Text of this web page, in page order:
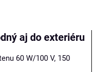
aj do exteriéru
60 W/100 V, 150